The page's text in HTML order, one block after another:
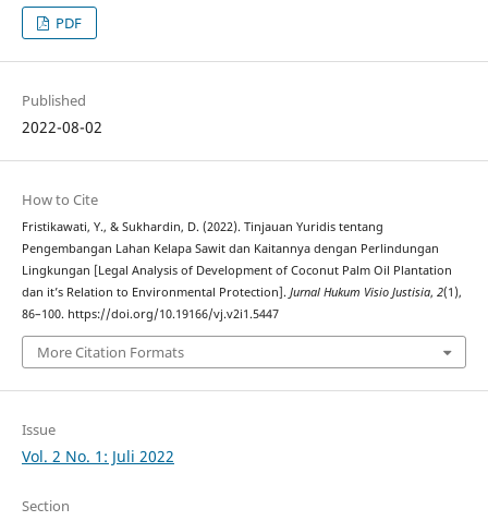
PDF
Published
2022-08-02
How to Cite
Fristikawati, Y., & Sukhardin, D. (2022). Tinjauan Yuridis tentang
Pengembangan Lahan Kelapa Sawit dan Kaitannya dengan Perlindungan
Lingkungan [Legal Analysis of Development of Coconut Palm Oil Plantation
dan it’s Relation to Environmental Protection]. Jurnal Hukum Visio Justisia, 2(1),
86–100. https://doi.org/10.19166/vj.v2i1.5447
More Citation Formats
Issue
Vol. 2 No. 1: Juli 2022
Section